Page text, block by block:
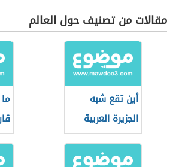
مقالات من تصنيف حول العالم
أين تقع شبه
الجزيرة العربية